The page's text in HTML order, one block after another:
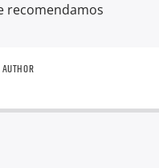
recomendamos
AUTHOR